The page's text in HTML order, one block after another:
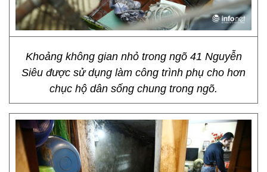
Khoảng không gian nhỏ trong ngõ 41 Nguyễn
Siêu được sử dụng làm công trình phụ cho hơn
chục hộ dân sống chung trong ngõ.